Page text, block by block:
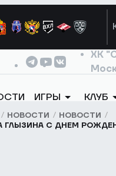
ХК
ИГРЫ КЛУБ
НОВОСТИ
НОВОСТИ
ГЛЫЗИНА С ДНЕМ